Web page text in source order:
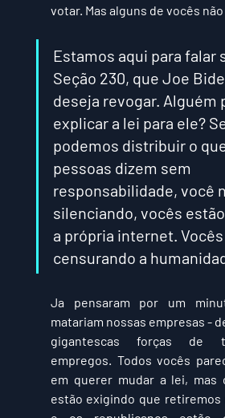
votar. Mas alguns de vocês
Estamos aqui para falar
Seção 230, que Joe
deseja revogar. Alguém
explicar a lei para ele?
podemos distribuir o
pessoas dizem sem
responsabilidade, você
silenciando, vocês
a própria internet.
censurando a
Ja pensaram por um
matariam nossas empresas -
gigantescas forças de
empregos. Todos vocês
em querer mudar a lei, mas
estão exigindo que retiremos